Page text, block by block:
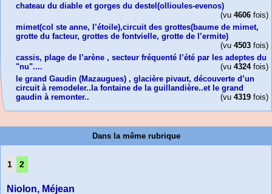
chateau du diable et gorges du destel(ollioules-evenos)
(vu 4606 fois)
mimet(col ste anne, l’étoile),circuit des grottes(baume de mimet,
grotte du facteur, grottes de fontvielle, grotte de l’ermite)
(vu 4503 fois)
cassis, plage de l’arène , secteur fréquenté l’été par les adeptes du
"nu"....
(vu 4324fois)
le grand Gaudin (Mazaugues) , glacière pivaut, découverte d’un
circuit à remodeler..la fontaine de la guillandière..et le grand
gaudin à remonter..
(vu 4319 fois)
Dans la même rubrique
1 2
Niolon, Méjean